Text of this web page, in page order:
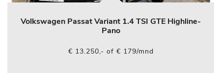
Volkswagen Passat Variant 1.4 TSI GTE Highline-
Pano
€ 13.250,- of € 179/mnd